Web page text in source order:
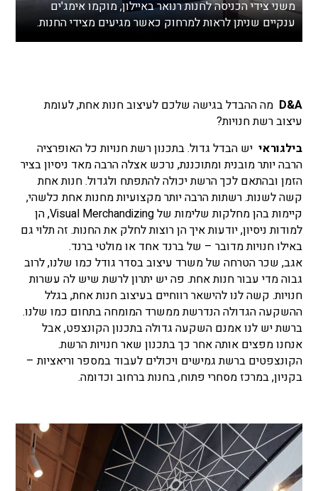
משני צידי הכניסה לחנות רנואר באיילון, מוקמו אימג'ים
ענקיים שניתן לראות למרחוק כאשר מגיעים מצידי החנות.
D&A מה ההבדל בגישה שלכם לעיצוב חנות אחת, לעומת
עיצוב רשת חנויות?
בילגוראייש הבדל גדול. בתכנון רשת חנויות כל האופרציה
הרבה יותר מובנית ומתוכננת, נרכש אצלה הרבה מאד ניסיון בציר
הזמן ובהתאם לכך הרשת יכולה להתפתח ולגדול. חנות אחת
קשה לשנות. רשתות הרבה יותר מקצועיות מחנות אחת כלשהי,
קיימות בהן מחלקות שלימות של Visual Merchandizing, הן
למודות ניסיון, יודעות איך הן רוצות לחלק את החנות. זה תלוי גם
באילו חנויות מדובר – של ברנד אחד או מולטי ברנד.
אגב, שכר הטרחה של משרד עיצוב בסדר גודל כמו שלנו, לרוב
גבוה מדי עבור חנות אחת. פה יש יתרון לרשת שיש לה עשרות
חנויות. קשה לנו להישאר רווחיים בעיצוב חנות אחת, בגלל
ההשקעה הגדולה הנדרשת ממשרד המומחה בתחום כמו שלנו.
ברשת יש לנו אמנם השקעה גדולה בתכנון הקונצפט, אבל
אנחנו מפצים אותה אחר כך בתכנון שאר חנויות הרשת.
הקונצפטים ברשת גמישים ויכולים לעבוד במספר וריאציות –
בקניון, במרכז מסחרי פתוח, בחנות ברחוב וכדומה.